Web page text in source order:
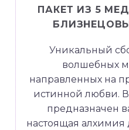
ПАКЕТ ИЗ 5
Уникальный
волшебных
направленных на
истинной любви.
предназначен
настоящая